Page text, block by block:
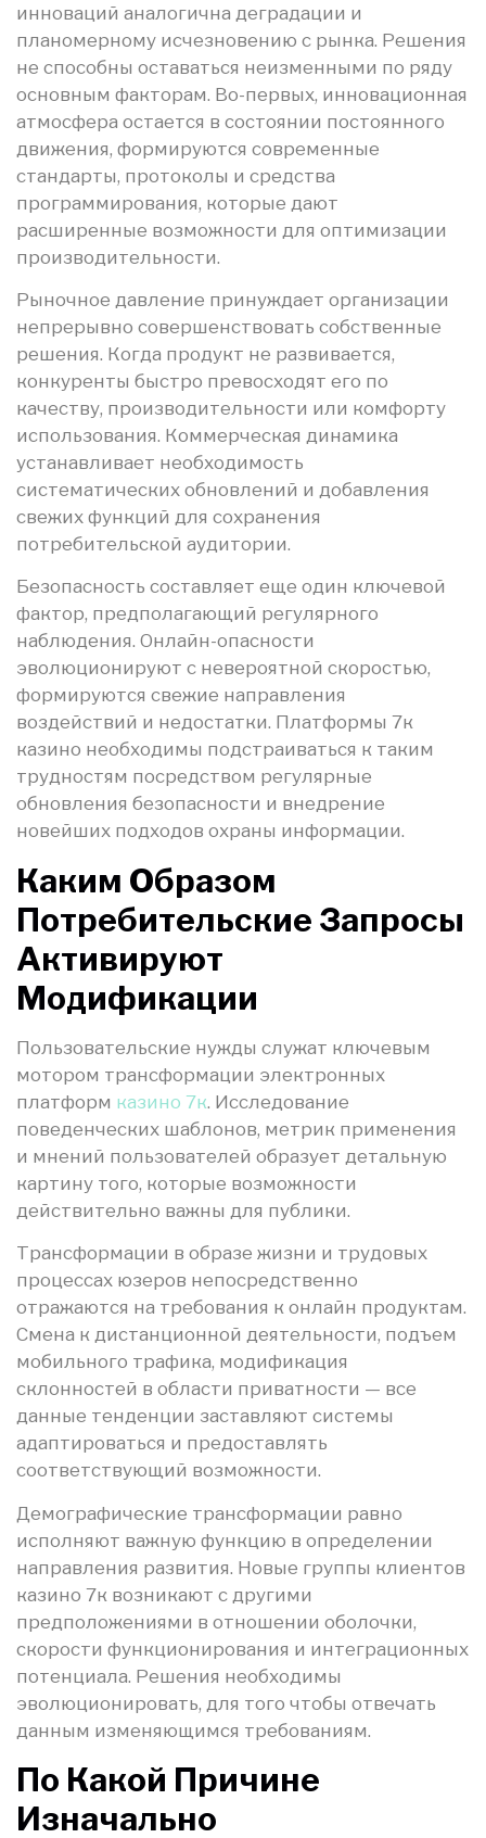
инноваций аналогична деградации и
планомерному исчезновению с рынка. Решения
не способны оставаться неизменными по ряду
основным факторам. Во-первых, инновационная
атмосфера остается в состоянии постоянного
движения, формируются современные
стандарты, протоколы и средства
программирования, которые дают
расширенные возможности для оптимизации
производительности.
Рыночное давление принуждает организации
непрерывно совершенствовать собственные
решения. Когда продукт не развивается,
конкуренты быстро превосходят его по
качеству, производительности или комфорту
использования. Коммерческая динамика
устанавливает необходимость
систематических обновлений и добавления
свежих функций для сохранения
потребительской аудитории.
Безопасность составляет еще один ключевой
фактор, предполагающий регулярного
наблюдения. Онлайн-опасности
эволюционируют с невероятной скоростью,
формируются свежие направления
воздействий и недостатки. Платформы 7к
казино необходимы подстраиваться к таким
трудностям посредством регулярные
обновления безопасности и внедрение
новейших подходов охраны информации.
Каким Образом
Потребительские Запросы
Активируют
Модификации
Пользовательские нужды служат ключевым
мотором трансформации электронных
платформ казино 7к. Исследование
поведенческих шаблонов, метрик применения
и мнений пользователей образует детальную
картину того, которые возможности
действительно важны для публики.
Трансформации в образе жизни и трудовых
процессах юзеров непосредственно
отражаются на требования к онлайн продуктам.
Смена к дистанционной деятельности, подъем
мобильного трафика, модификация
склонностей в области приватности — все
данные тенденции заставляют системы
адаптироваться и предоставлять
соответствующий возможности.
Демографические трансформации равно
исполняют важную функцию в определении
направления развития. Новые группы клиентов
казино 7к возникают с другими
предположениями в отношении оболочки,
скорости функционирования и интеграционных
потенциала. Решения необходимы
эволюционировать, для того чтобы отвечать
данным изменяющимся требованиям.
По Какой Причине
Изначально